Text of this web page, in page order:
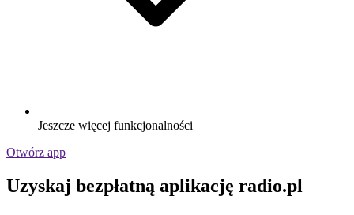
Jeszcze więcej funkcjonalności
Otwórz app
Uzyskaj bezpłatną aplikację radio.pl